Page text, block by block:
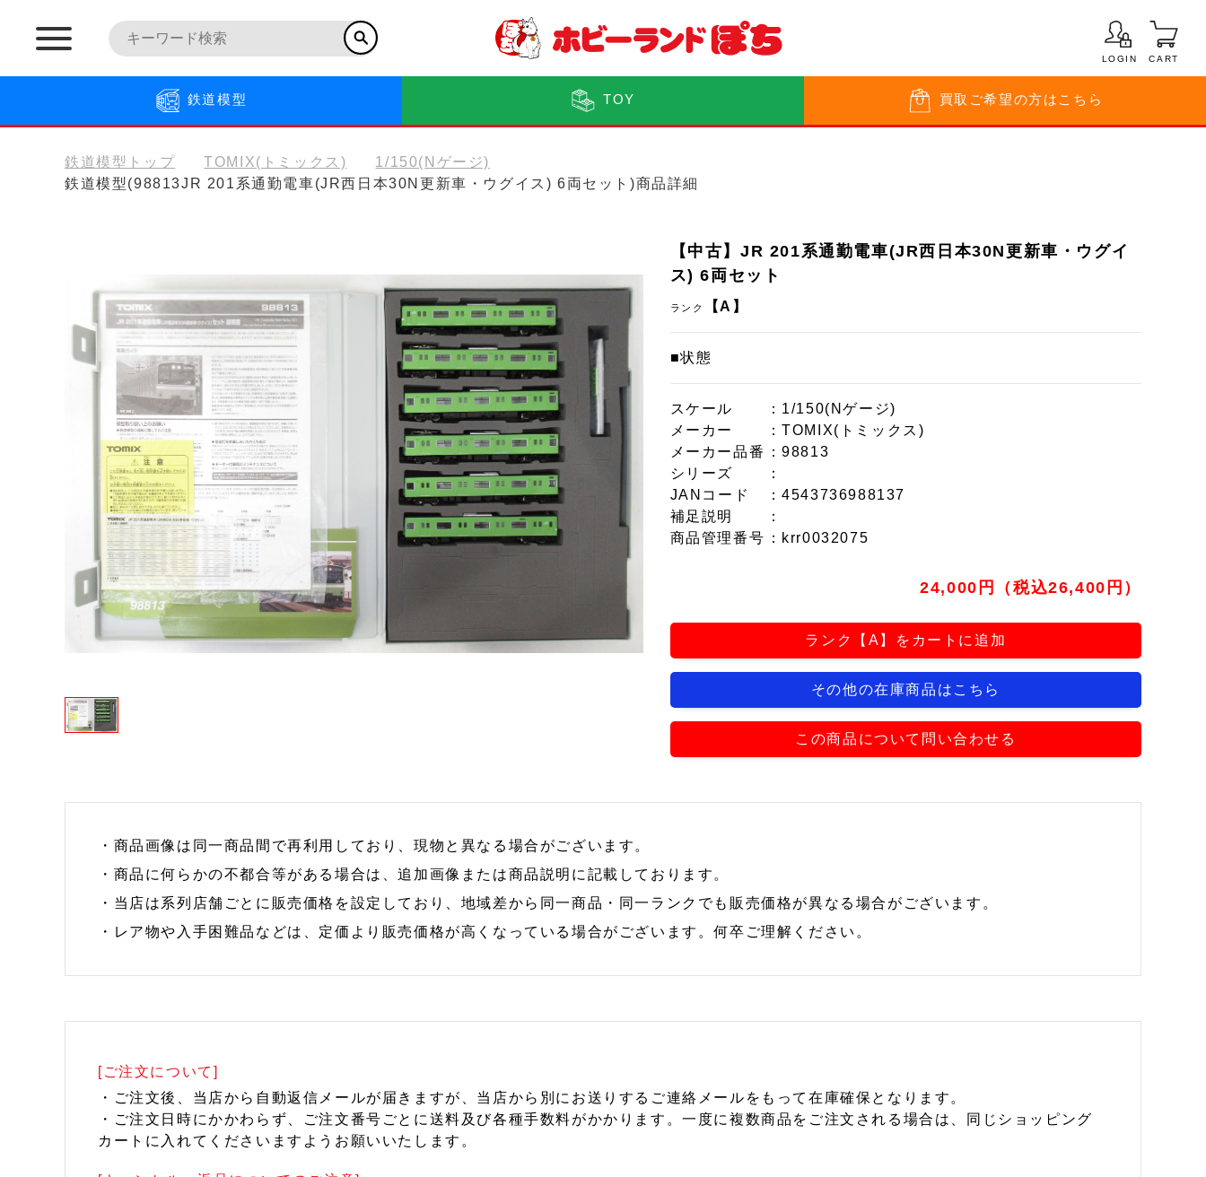
LOGIN CART
鉄道模型 TOY 買取 ご希望の方はこちら
鉄道模型トップ TOMIX(トミックス)
1/150(Nゲージ)
鉄道模型(98813JR 201系通勤電車(JR西日本30N更新車・ウグイス) 6両セット)商品詳細
【中古】JR 201系通勤電車(JR西日本30N更新車・ウグイ
ス) 6両セット
ランク 【A】
■状態
スケール
：1/150(Nゲージ)
メーカー
：TOMIX(トミックス)
メーカー品番
：98813
シリーズ
：
JANコード
：4543736988137
補足説明
：
商品管理番号 ：krr0032075
24,000円（税込26,400円）
ランク【A】をカートに追加
その他の在庫商品はこちら
この商品について問い合わせる
・商品画像は同一商品間で再利用しており、現物と異なる場合がございます。
・商品に何らかの不都合等がある場合は、追加画像または商品説明に記載しております。
・当店は系列店舗ごとに販売価格を設定しており、地域差から同一商品・同一ランクでも販売価格が異なる場合がございます。
・レア物や入手困難品などは、定価より販売価格が高くなっている場合がございます。何卒ご理解ください。
[ご注文について]
・ご注文後、当店から自動返信メールが届きますが、当店から別にお送りするご連絡メールをもって在庫確保となります。
・ご注文日時にかかわらず、ご注文番号ごとに送料及び各種手数料がかかります。一度に複数商品をご注文される場合は、同じショッピング
カートに入れてくださいますようお願いいたします。